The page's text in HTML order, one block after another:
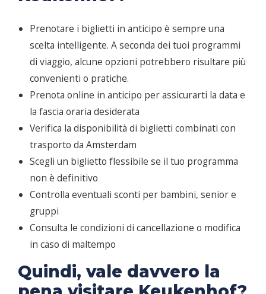
Prenotare i biglietti in anticipo è sempre una
scelta intelligente. A seconda dei tuoi programmi
di viaggio, alcune opzioni potrebbero risultare più
convenienti o pratiche.
Prenota online in anticipo per assicurarti la data e
la fascia oraria desiderata
Verifica la disponibilità di biglietti combinati con
trasporto da Amsterdam
Scegli un biglietto flessibile se il tuo programma
non è definitivo
Controlla eventuali sconti per bambini, senior e
gruppi
Consulta le condizioni di cancellazione o modifica
in caso di maltempo
Quindi, vale davvero la